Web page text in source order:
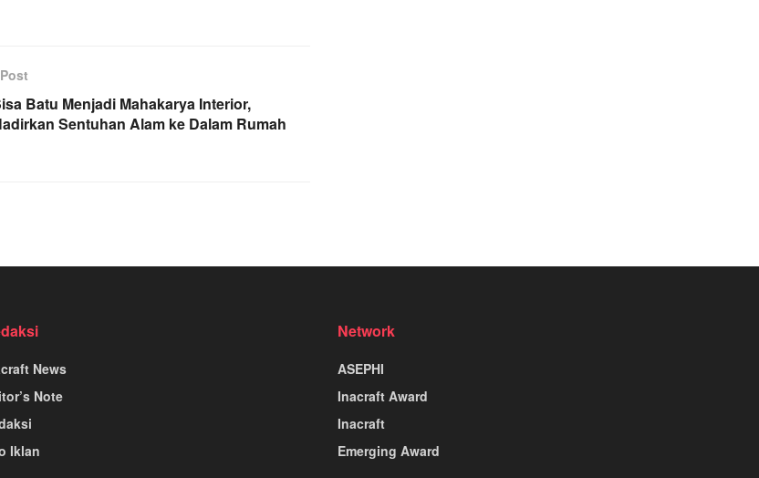
Batu Menjadi Mahakarya Interior,
Sentuhan Alam ke Dalam Rumah
News
Note
Iklan
Network
ASEPHI
Inacraft Award
Inacraft
Emerging Award